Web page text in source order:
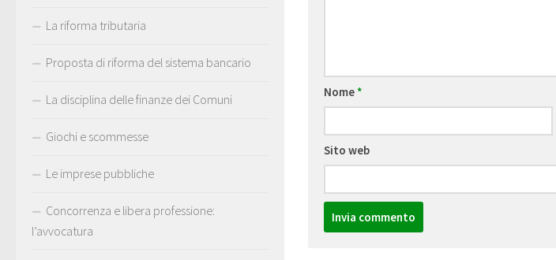
Nome*
Sito web
La riforma tributaria
Proposta di riforma del sistema bancario
La disciplina delle finanze dei Comuni
Giochi e scommesse
Le imprese pubbliche
Concorrenza e libera professione:
l’avvocatura